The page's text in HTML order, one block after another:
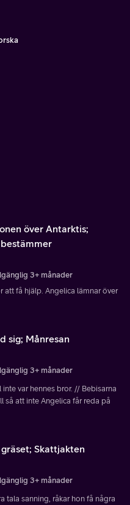
över Antarktis;
3+ månader
att få hjälp. Angelica lämnar över
sig; Månresan
3+ månader
var hennes bror. // Bebisarna
så att inte Angelica får reda på
Skattjakten
3+ månader
tala sanning, råkar hon få några